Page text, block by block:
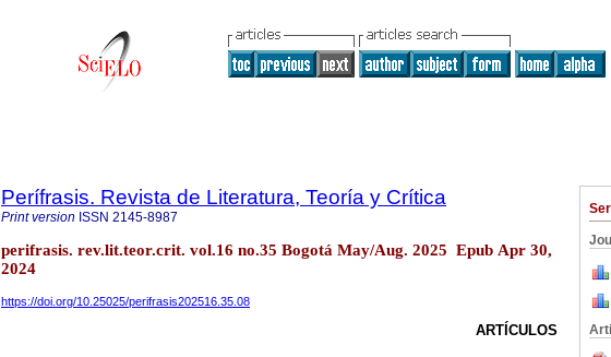
Perífrasis. Revista de Literatura, Teoría y Crítica
Print version ISSN 2145-8987
perifrasis. rev.lit.teor.crit. vol.16 no.35 Bogotá May/Aug. 2025 Epub Apr 30,
2024
https://doi.org/10.25025/perifrasis202516.35.08
ARTÍCULOS